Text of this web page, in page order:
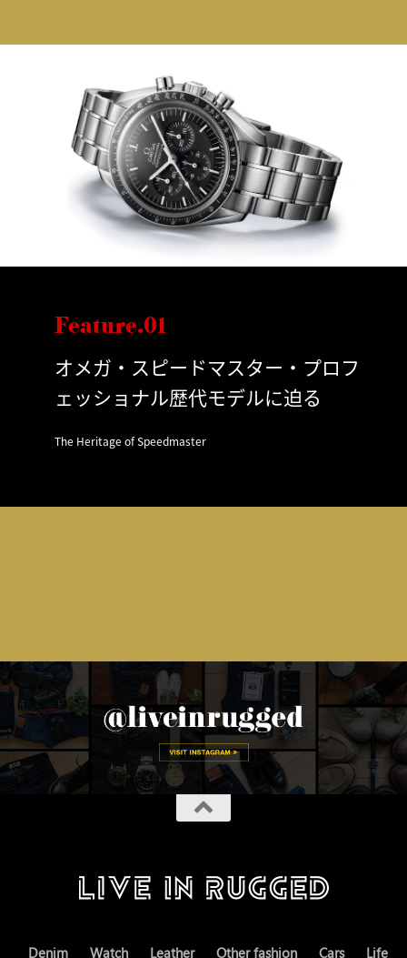
Feature.01
オメガ・スピードマスター・プロフ
ェッショナル歴代モデルに迫る
The Heritage of Speedmaster
Denim Watch Leather Other fashion Cars Life